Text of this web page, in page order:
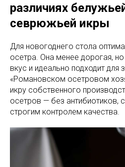
различиях
севрюжьей икры
Для новогоднего стола
осетра. Она менее дорогая,
вкус и идеально подходит для
«Романовском осетровом
икру собственного
осетров — без антибиотиков,
строгим контролем качества.